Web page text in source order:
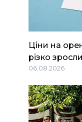
Ціни на
різко
06.08.2026